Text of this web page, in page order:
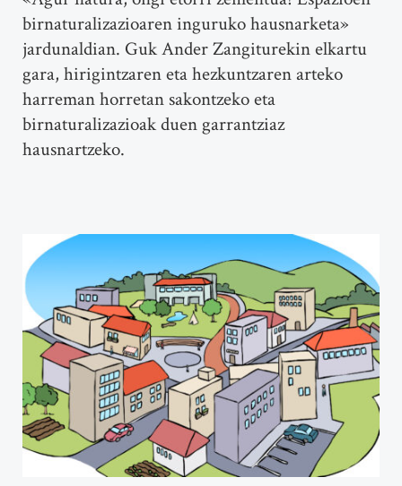
birnaturalizazioaren inguruko hausnarketa»
jardunaldian. Guk Ander Zangiturekin elkartu
gara, hirigintzaren eta hezkuntzaren arteko
harreman horretan sakontzeko eta
birnaturalizazioak duen garrantziaz
hausnartzeko.